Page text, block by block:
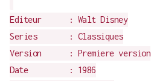
Editeur : Walt Disney
Series : Classiques
Version : Premiere version
Date : 1986